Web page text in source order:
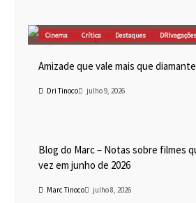
Cinema Crítica Destaques DRIvagações
Amizade que vale mais que
Dri Tinoco julho 9, 2026
Blog do Marc – Notas sobre filmes
vez em junho de 2026
Marc Tinoco julho 8, 2026